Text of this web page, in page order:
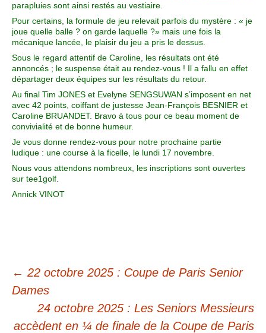
parapluies sont ainsi restés au vestiaire.
Pour certains, la formule de jeu relevait parfois du mystère : « je
joue quelle balle ? on garde laquelle ?» mais une fois la
mécanique lancée, le plaisir du jeu a pris le dessus.
Sous le regard attentif de Caroline, les résultats ont été
annoncés ; le suspense était au rendez-vous ! Il a fallu en effet
départager deux équipes sur les résultats du retour.
Au final Tim JONES et Evelyne SENGSUWAN s’imposent en net
avec 42 points, coiffant de justesse Jean-François BESNIER et
Caroline BRUANDET. Bravo à tous pour ce beau moment de
convivialité et de bonne humeur.
Je vous donne rendez-vous pour notre prochaine partie
ludique : une course à la ficelle, le lundi 17 novembre.
Nous vous attendons nombreux, les inscriptions sont ouvertes
sur tee1golf.
Annick VINOT
← 22 octobre 2025 : Coupe de Paris Senior
Dames
24 octobre 2025 : Les Seniors Messieurs
accèdent en ¼ de finale de la Coupe de Paris